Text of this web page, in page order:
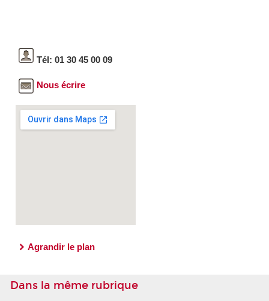
Tél: 01 30 45 00 09
Nous écrire
Agrandir le plan
Dans la même rubrique